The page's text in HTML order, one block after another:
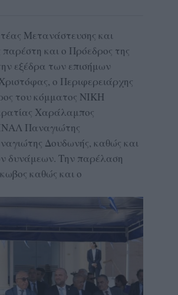
Μετανάστευσης και
και ο Πρόεδρος της
εξέδρα των επισήμων
ο Περιφερειάρχης
του κόμματος ΝΙΚΗ
Χαράλαμπος
Παναγιώτης
Δουδωνής, καθώς και
δυνάμεων. Την παρέλαση
καθώς και ο